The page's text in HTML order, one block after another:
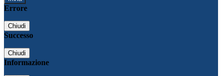
Errore
Chiudi
Successo
Chiudi
Informazione